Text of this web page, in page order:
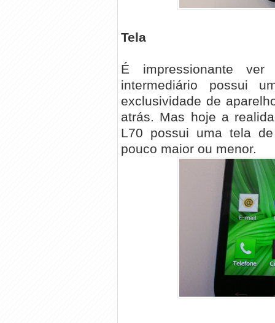
Tela
É impressionante
intermediário possui
exclusividade de
atrás. Mas hoje a
L70 possui uma tela
pouco maior ou menor.